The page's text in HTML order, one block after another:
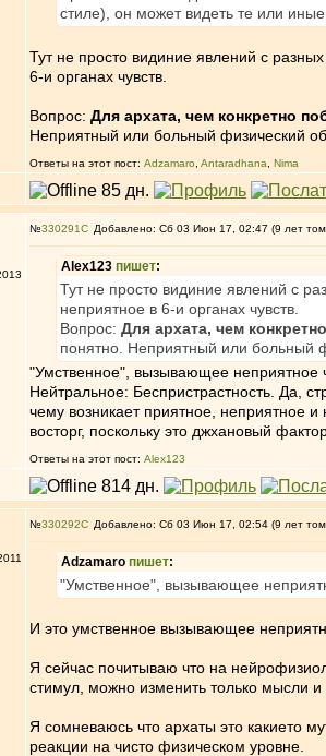
стиле), он может видеть те или
Тут не просто видиние явлений с
6-и органах чувств.
Вопрос: Для архата, чем конкретно
Неприятный или больный физический
Ответы на этот пост: Adzamaro Antaradhana Nima
№330291 Добавлено: Сб 03 Июн 17, 02:47 (9 лет
Alex123 пишет:
Тут не просто видиние явлений с
неприятное в 6-и органах чувств.
Вопрос: Для архата, чем
понятно. Неприятный или больный
"Умственное", вызывающее неприятное
Нейтральное: Беспристрастность. Да,
чему возникает приятное, неприятное
восторг, поскольку это джхановый
Ответы на этот пост: Alex123
№330292 Добавлено: Сб 03 Июн 17, 02:54 (9 лет
Adzamaro пишет:
"Умственное", вызывающее
И это умственное вызывающее
Я сейчас почитываю что на
стимул, можно изменить только мысли
Я сомневаюсь что архаты это какието
реакции на чисто физическом уровне.